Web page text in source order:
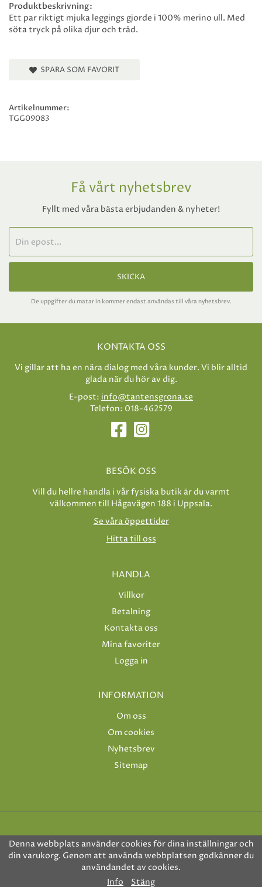
Produktbeskrivning:
Ett par riktigt mjuka leggings gjorde i 100% merino ull. Med
söta tryck på olika djur och träd.
SPARA SOM FAVORIT
Artikelnummer:
TGG09083
Få vårt nyhetsbrev
Fyllt med våra bästa erbjudanden & nyheter!
SKICKA
De uppgifter du matar in kommer endast användas till våra nyhetsbrev.
KONTAKTA OSS
Vi gillar att ha en nära dialog med våra kunder. Vi blir alltid
glada när du hör av dig.
E-post: info@tantensgrona.se
Telefon: 018-462579
BESÖK OSS
Vill du hellre handla i vår fysiska butik är du varmt
välkommen till Hågavägen 188 i Uppsala.
Se våra öppettider
Hitta till oss
HANDLA
Villkor
Betalning
Kontakta oss
Mina favoriter
Logga in
INFORMATION
Om oss
Om cookies
Nyhetsbrev
Sitemap
Drift & produktion:Wikinggruppen
Denna webbplats använder cookies för dina inställningar och
din varukorg. Genom att använda webbplatsen godkänner du
användandet av cookies.
Info
Stäng